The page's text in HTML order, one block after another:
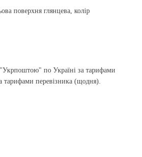
поверхня глянцева, колір
по Україні за тарифами
тарифами перевізника (щодня).